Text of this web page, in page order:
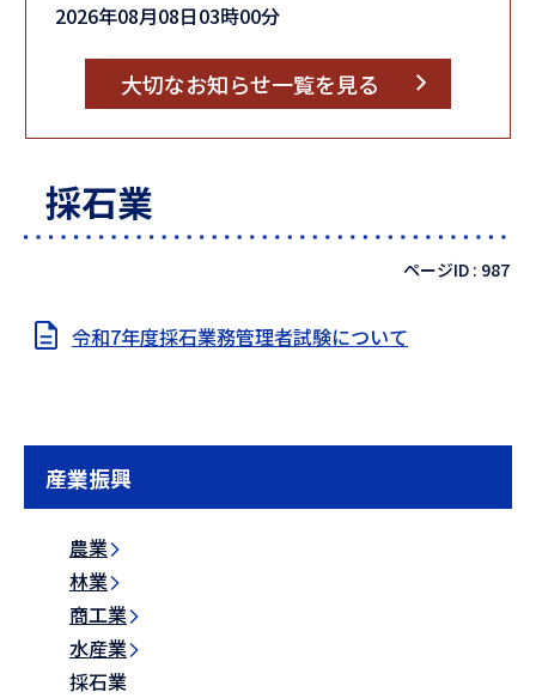
2026年08月08日03時00分
大切なお知らせ一覧を見る
採石業
ページID : 987
令和7年度採石業務管理者試験について
産業振興
農業
林業
商工業
水産業
採石業